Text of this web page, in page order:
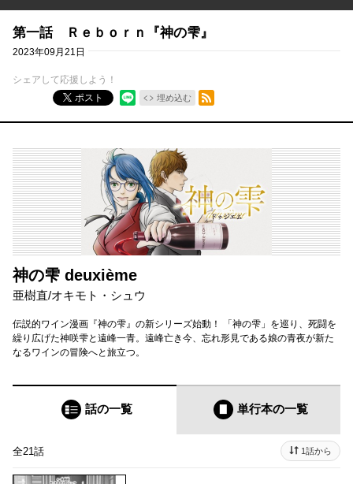
第一話 Ｒｅｂｏｒｎ『神の雫』
2023年09月21日
シェアして応援しよう！
ポスト
埋め込む
RSSフィード
神の雫 deuxième
亜樹直/オキモト・シュウ
伝説的ワイン漫画『神の雫』の新シリーズ始動！ 「神の雫」を巡り、死闘を
繰り広げた神咲雫と遠峰一青。遠峰亡き今、忘れ形見である娘の青夜が新た
なるワインの冒険へと旅立つ。
話の一覧 単行本の一覧
全21話 1話から